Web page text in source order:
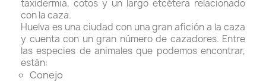
taxidermia, cotos y un largo etcétera relacionado
con la caza.
Huelva es una ciudad con una gran afición a la caza
y cuenta con un gran número de cazadores. Entre
las especies de animales que podemos encontrar,
están:
Conejo